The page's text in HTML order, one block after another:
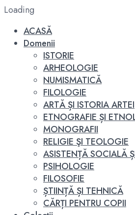
Loading
ACASĂ
Domenii
ISTORIE
ARHEOLOGIE
NUMISMATICĂ
FILOLOGIE
ARTĂ ȘI ISTORIA ARTEI
ETNOGRAFIE ȘI
MONOGRAFII
RELIGIE ŞI TEOLOGIE
ASISTENȚĂ SOCIALĂ
PSIHOLOGIE
FILOSOFIE
ȘTIINȚĂ ȘI TEHNICĂ
CĂRȚI PENTRU COPII